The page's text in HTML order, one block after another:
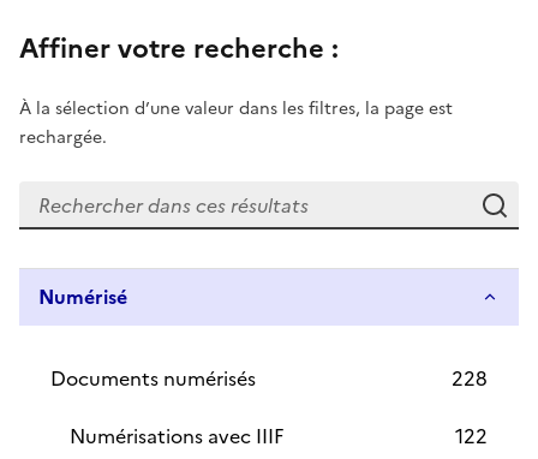
Affiner votre recherche :
À la sélection d’une valeur dans les filtres, la page est
rechargée.
Numérisé
Documents numérisés
228
Numérisations avec IIIF
122